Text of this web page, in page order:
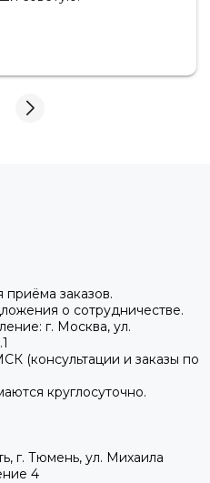
заказов.
о сотрудничестве.
г. Москва, ул.
(консультации и заказы по
круглосуточно.
г. Тюмень, ул. Михаила
4